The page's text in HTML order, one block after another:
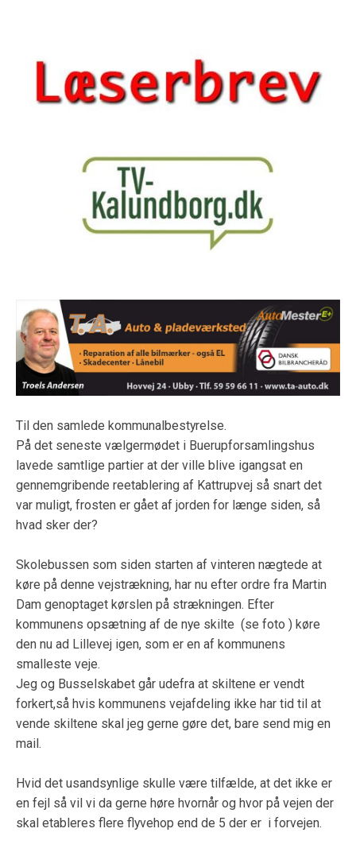
Til den samlede kommunalbestyrelse.
På det seneste vælgermødet i Buerupforsamlingshus
lavede samtlige partier at der ville blive igangsat en
gennemgribende reetablering af Kattrupvej så snart det
var muligt, frosten er gået af jorden for længe siden, så
hvad sker der?
Skolebussen som siden starten af vinteren nægtede at
køre på denne vejstrækning, har nu efter ordre fra Martin
Dam genoptaget kørslen på strækningen. Efter
kommunens opsætning af de nye skilte (se foto ) køre
den nu ad Lillevej igen, som er en af kommunens
smalleste veje.
Jeg og Busselskabet går udefra at skiltene er vendt
forkert,så hvis kommunens vejafdeling ikke har tid til at
vende skiltene skal jeg gerne gøre det, bare send mig en
mail.
Hvid det usandsynlige skulle være tilfælde, at det ikke er
en fejl så vil vi da gerne høre hvornår og hvor på vejen der
skal etableres flere flyvehop end de 5 der er i forvejen.